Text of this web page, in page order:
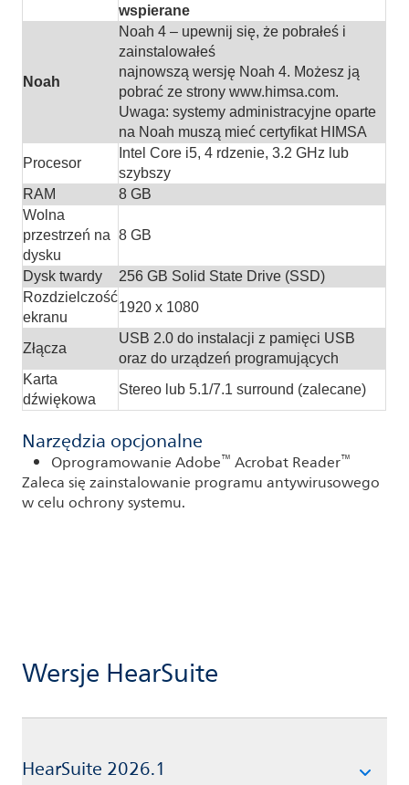
wspierane
Noah
Noah 4 – upewnij się, że pobrałeś i
zainstalowałeś
najnowszą wersję Noah 4. Możesz ją
pobrać ze strony www.himsa.com.
Uwaga: systemy administracyjne oparte
na Noah muszą mieć certyfikat HIMSA
Procesor
Intel Core i5, 4 rdzenie, 3.2 GHz lub
szybszy
RAM
8 GB
Wolna
przestrzeń na
dysku
8 GB
Dysk twardy
256 GB Solid State Drive (SSD)
Rozdzielczość
ekranu
1920 x 1080
Złącza
USB 2.0 do instalacji z pamięci USB
oraz do urządzeń programujących
Karta
dźwiękowa
Stereo lub 5.1/7.1 surround (zalecane)
Narzędzia opcjonalne
Oprogramowanie Adobe™ Acrobat Reader™
Zaleca się zainstalowanie programu antywirusowego
w celu ochrony systemu.
Wersje HearSuite
HearSuite 2026.1